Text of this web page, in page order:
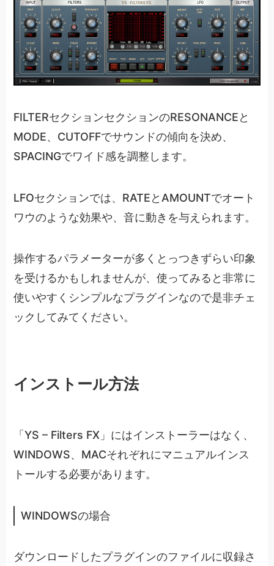
FILTERセクションセクションのRESONANCEと
MODE、CUTOFFでサウンドの傾向を決め、
SPACINGでワイド感を調整します。
LFOセクションでは、RATEとAMOUNTでオート
ワウのような効果や、音に動きを与えられます。
操作するパラメーターが多くとっつきずらい印象
を受けるかもしれませんが、使ってみると非常に
使いやすくシンプルなプラグインなので是非チェ
ックしてみてください。
インストール方法
「YS – Filters FX」にはインストーラーはなく、
WINDOWS、MACそれぞれにマニュアルインス
トールする必要があります。
WINDOWSの場合
ダウンロードしたプラグインのファイルに収録さ